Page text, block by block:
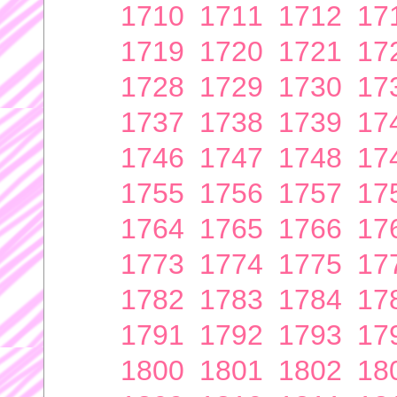
1710 1711 1712
1719 1720 1721
1728 1729 1730
1737 1738 1739
1746 1747 1748
1755 1756 1757
1764 1765 1766
1773 1774 1775
1782 1783 1784
1791 1792 1793
1800 1801 1802